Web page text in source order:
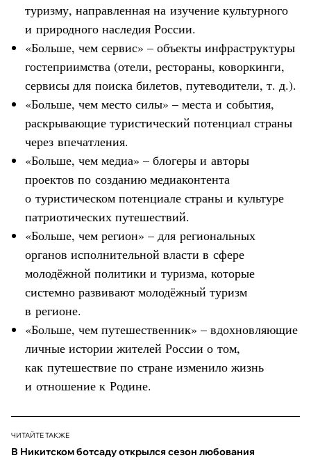
туризму, направленная на изучение культурного
и природного наследия России.
«Больше, чем сервис» – объекты инфраструктуры
гостеприимства (отели, рестораны, коворкинги,
сервисы для поиска билетов, путеводители, т. д.).
«Больше, чем место силы» – места и события,
раскрывающие туристический потенциал страны
через впечатления.
«Больше, чем медиа» – блогеры и авторы
проектов по созданию медиаконтента
о туристическом потенциале страны и культуре
патриотических путешествий.
«Больше, чем регион» – для региональных
органов исполнительной власти в сфере
молодёжной политики и туризма, которые
системно развивают молодёжный туризм
в регионе.
«Больше, чем путешественник» – вдохновляющие
личные истории жителей России о том,
как путешествие по стране изменило жизнь
и отношение к Родине.
ЧИТАЙТЕ ТАКЖЕ
В Никитском ботсаду открылся сезон любования